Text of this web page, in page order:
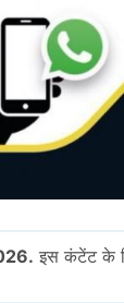
इस कंटेंट के